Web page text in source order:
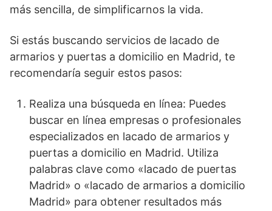
más sencilla, de simplificarnos la vida.
Si estás buscando servicios de lacado de
armarios y puertas a domicilio en Madrid, te
recomendaría seguir estos pasos:
Realiza una búsqueda en línea: Puedes
buscar en línea empresas o profesionales
especializados en lacado de armarios y
puertas a domicilio en Madrid. Utiliza
palabras clave como «lacado de puertas
Madrid» o «lacado de armarios a domicilio
Madrid» para obtener resultados más